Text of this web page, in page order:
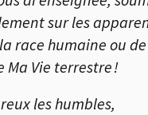
sur les
race humaine ou
Ma Vie terrestre !
les humbles,